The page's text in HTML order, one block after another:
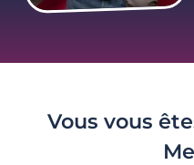
Vous vous